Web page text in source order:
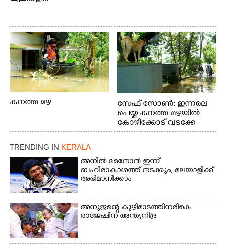
കനത്ത മഴ
സേഫ് സോൺ: ഇന്നലെ
പെയ്ത കനത്ത മഴയിൽ
കോഴിക്കോട് വടക്കേ
വയലിൽ വെള്ളം
വെള്ളത്തിലൂടെ
നടന്നുവരുന്നവരെ
മതിലിനു മുകളിൽ നോക്കി
നായ. ഫോട്ടോ: കെ.വിശ്വജി
ത്ത്
TRENDING IN KERALA
അനിൽ മേനോൻ ഇന്ന്
ബഹിരാകാശത്ത് നടക്കും, മലയാളിക്ക്
അഭിമാനിക്കാം
അനുജന്റെ കുഴിമാടത്തിനരികെ
രാജേഷിന് അന്ത്യനിദ്ര